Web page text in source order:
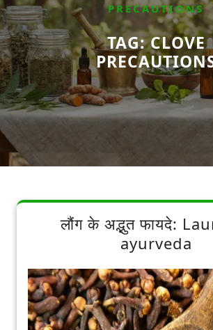
PRECAUTIONS
TAG:CLOVE
लौंग के अद्भुत फायदे:
ayurveda